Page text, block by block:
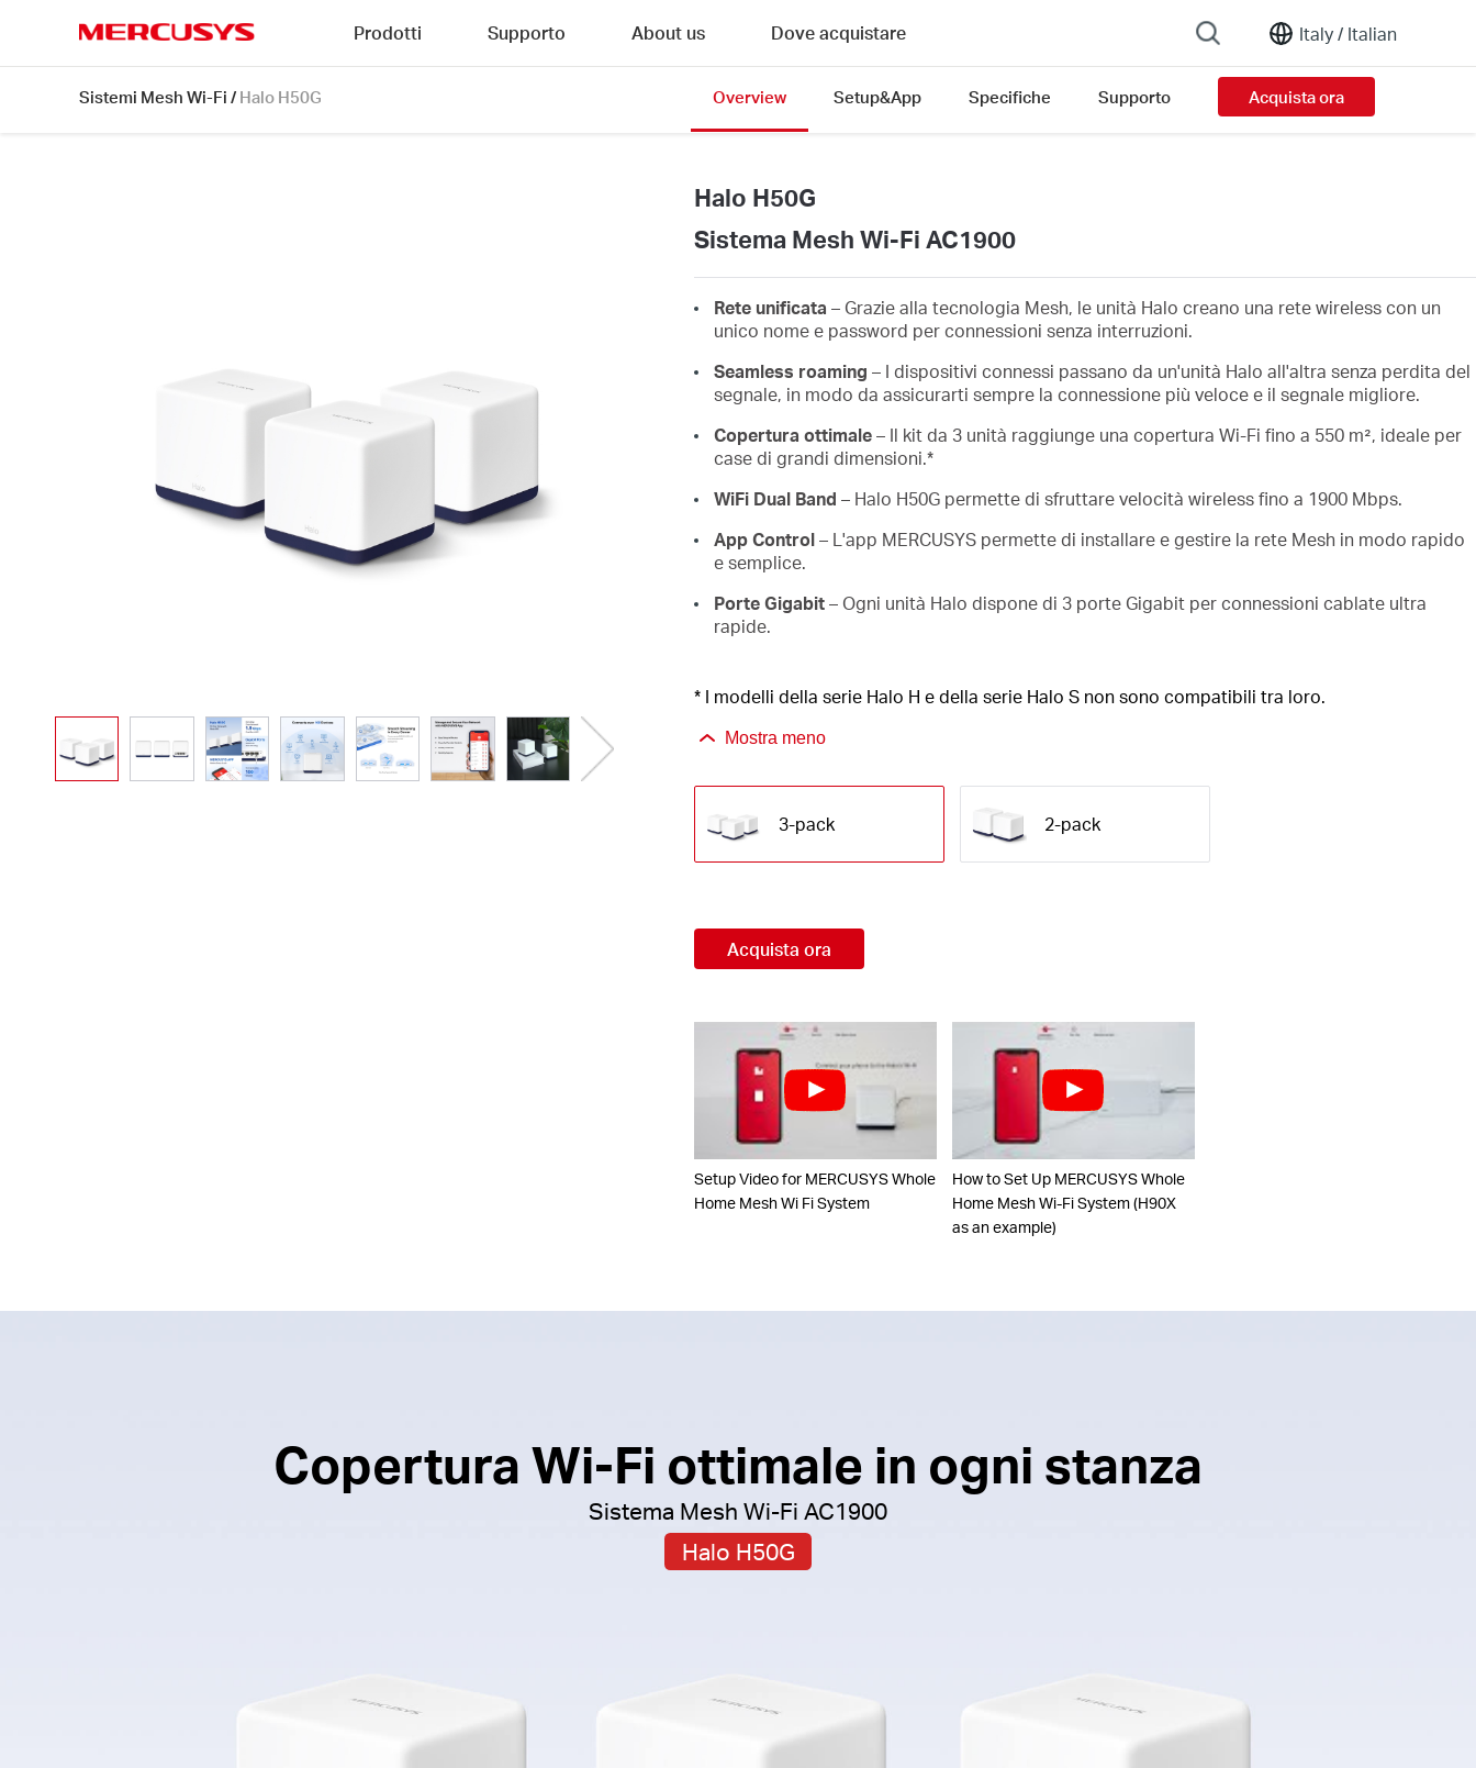
Italy / Italian
Prodotti Supporto About us Dove acquistare
Sistemi Mesh Wi-Fi / Halo H50G Overview Setup&App Specifiche Supporto Acquista ora
Halo H50G
Sistema Mesh Wi-Fi AC1900
Rete unificata – Grazie alla tecnologia Mesh, le unità Halo creano una rete wireless con un
unico nome e password per connessioni senza interruzioni.
Seamless roaming – I dispositivi connessi passano da un'unità Halo all'altra senza perdita del
segnale, in modo da assicurarti sempre la connessione più veloce e il segnale migliore.
Copertura ottimale– Il kit da 3 unità raggiunge una copertura Wi-Fi fino a 550 m², ideale per
case di grandi dimensioni.*
WiFi Dual Band – Halo H50G permette di sfruttare velocità wireless fino a 1900 Mbps.
App Control– L'app MERCUSYS permette di installare e gestire la rete Mesh in modo rapido
e semplice.
Porte Gigabit– Ogni unità Halo dispone di 3 porte Gigabit per connessioni cablate ultra
rapide.
* I modelli della serie Halo H e della serie Halo S non sono compatibili tra loro.
Mostra meno
3-pack 2-pack
Acquista ora
Setup Video for MERCUSYS Whole
Home Mesh Wi Fi System
How to Set Up MERCUSYS Whole
Home Mesh Wi-Fi System (H90X
as an example)
Copertura Wi-Fi ottimale in ogni stanza
Sistema Mesh Wi-Fi AC1900
Halo H50G